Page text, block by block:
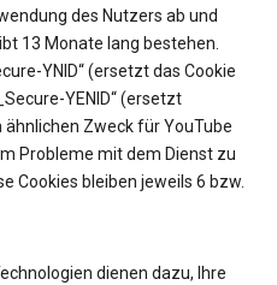
des Nutzers ab und
13 Monate lang bestehen.
YNID“ (ersetzt das Cookie
YENID“ (ersetzt
ähnlichen Zweck für YouTube
Probleme mit dem Dienst zu
Cookies bleiben jeweils 6 bzw.
dienen dazu, Ihre